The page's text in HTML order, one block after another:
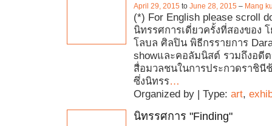
April 29, 2015 to June 28, 2015 – Mang
(*) For English please scroll
นิทรรศการเดี่ยวครั้งที่สองของ
โลบล ศิลปิน พิธีกรรายการ
showและคอลัมนิสต์ รวมถึงอดี
สื่อมวลชนในการประกวดราชินี
ซึ่งนิทรร…
Organized by | Type: art,
นิทรรศการ "Finding"